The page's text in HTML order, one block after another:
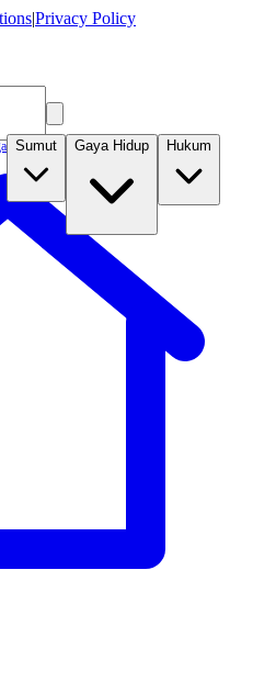
|Privacy Policy
Sumut Gaya Hidup Hukum